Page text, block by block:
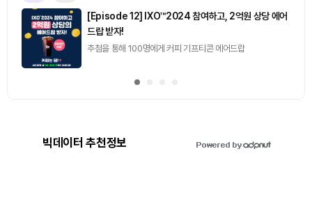
[Episode 12] IXO™2024 참여하고, 2억원 상당 에어
드랍 받자!
추첨을 통해 100명에게 커피 기프티콘 에어드랍
빅데이터 추천정보